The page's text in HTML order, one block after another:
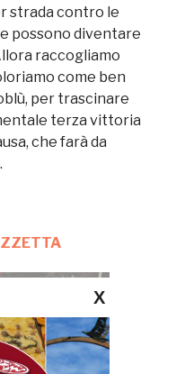
strada contro le
possono diventare
raccogliamo
come ben
per trascinare
terza vittoria
che farà da
X